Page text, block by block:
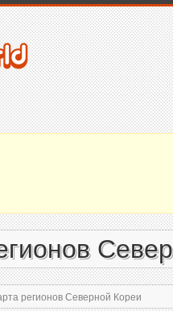
регионов Северной Кореи